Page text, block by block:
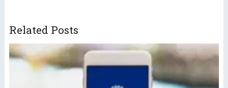
Related Posts